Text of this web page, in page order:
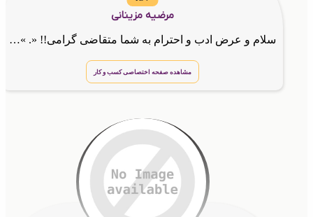
مرضیه مزینانی
سلام و عرض ادب و احترام به شما متقاضی گرامی!! «. »کارشناس و مدیر فروش GTNA مشاور کسب و کار ها در بازارسازی و برندسازی و ارتباط با مشتری مشاور کسب درامد از طریق فضای مجازی کارافرین در زمینه الکترون
مشاهده صفحه اختصاصی کسب و کار